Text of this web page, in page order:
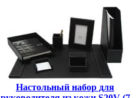
Настольный набор для